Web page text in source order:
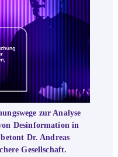
zur Analyse
Desinformation in
Dr. Andreas
Gesellschaft.